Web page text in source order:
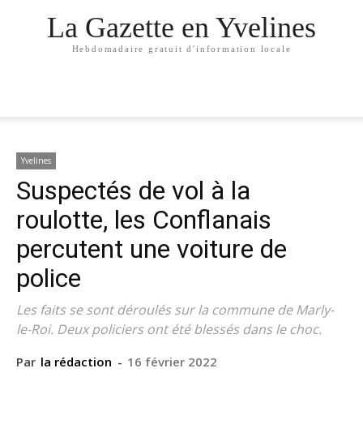
La Gazette en Yvelines
Hebdomadaire gratuit d'information locale
Yvelines
Suspectés de vol à la
roulotte, les Conflanais
percutent une voiture de
police
Les faits se sont déroulés sur la commune de Marly-
le-Roi. Deux policiers ont été blessés dans le choc.
Par la rédaction - 16 février 2022